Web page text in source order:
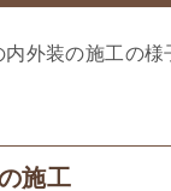
内外装の施工の
施工